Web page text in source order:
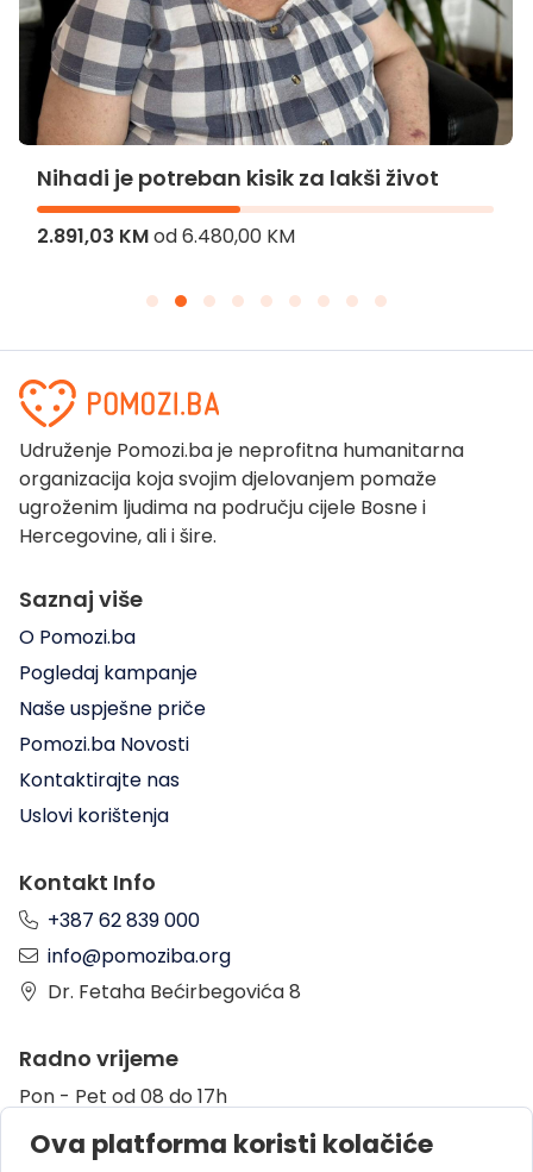
Nihadi je potreban kisik za lakši život
2.891,03 KMod6.480,00 KM
Udruženje Pomozi.ba je neprofitna humanitarna
organizacija koja svojim djelovanjem pomaže
ugroženim ljudima na području cijele Bosne i
Hercegovine, ali i šire.
Saznaj više
O Pomozi.ba
Pogledaj kampanje
Naše uspješne priče
Pomozi.ba Novosti
Kontaktirajte nas
Uslovi korištenja
Kontakt Info
+387 62 839 000
info@pomoziba.org
Dr. Fetaha Bećirbegovića 8
Radno vrijeme
Pon - Pet od 08 do 17h
Sub od 10 do 17h
Ova platforma koristi kolačiće